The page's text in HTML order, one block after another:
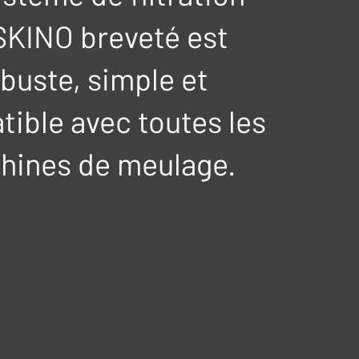
breveté est
simple et
avec toutes les
de meulage.